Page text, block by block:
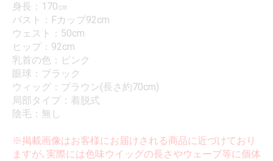
身長：170㎝
バスト：Fカップ92cm
ウェスト：50cm
ヒップ：92cm
乳首の色：ピンク
眼球：ブラック
ウィッグ：ブラウン(長さ約70cm)
局部タイプ：着脱式
陰毛：無し
※掲載画像はお客様にお届けされる商品に近づけており
ますが､実際には色味ウイッグの長さやウェーブ等に個体